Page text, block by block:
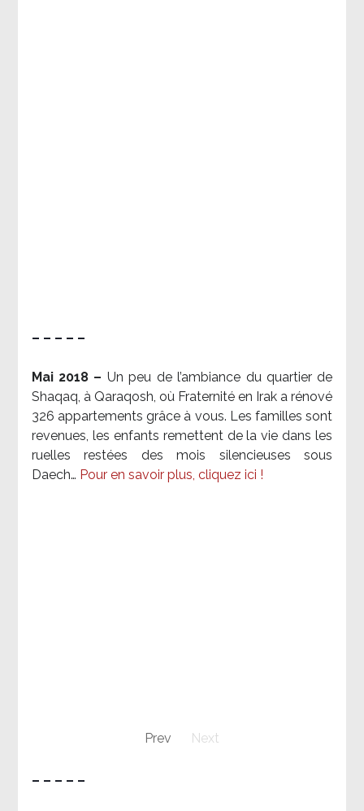
– – – – –
Mai 2018 – Un peu de l’ambiance du quartier de
Shaqaq, à Qaraqosh, où Fraternité en Irak a rénové
326 appartements grâce à vous. Les familles sont
revenues, les enfants remettent de la vie dans les
ruelles restées des mois silencieuses sous
Daech… Pour en savoir plus, cliquez ici !
Prev Next
– – – – –